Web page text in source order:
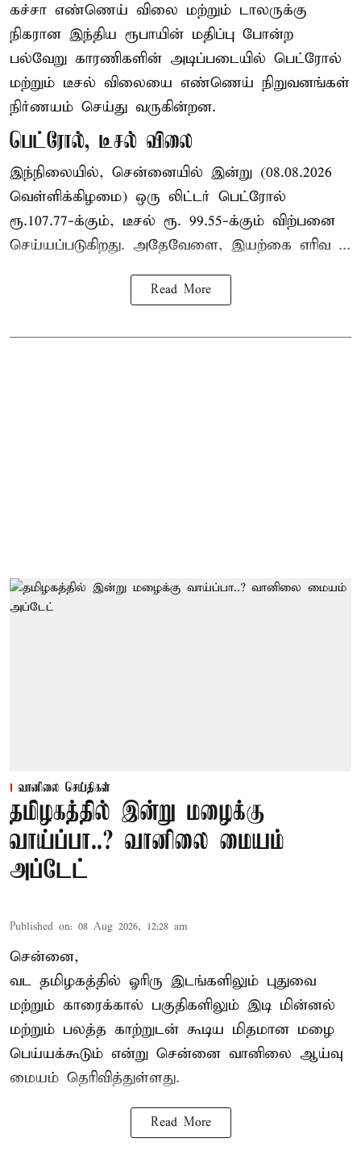
கச்சா எண்ணெய் விலை மற்றும் டாலருக்கு
நிகரான இந்திய ரூபாயின் மதிப்பு போன்ற
பல்வேறு காரணிகளின் அடிப்படையில் பெட்ரோல்
மற்றும் டீசல் விலையை எண்ணெய் நிறுவனங்கள்
நிர்ணயம் செய்து வருகின்றன.
பெட்ரோல், டீசல் விலை
இந்நிலையில், சென்னையில் இன்று (08.08.2026
வெள்ளிக்கிழமை) ஒரு லிட்டர் பெட்ரோல்
ரூ.107.77-க்கும், டீசல் ரூ. 99.55-க்கும் விற்பனை
செய்யப்படுகிறது. அதேவேளை, இயற்கை எரிவ ...
Read More
வானிலை செய்திகள்
தமிழகத்தில் இன்று மழைக்கு
வாய்ப்பா..? வானிலை மையம்
அப்டேட்
Published on: 08 Aug 2026, 12:28 am
சென்னை,
வட தமிழகத்தில் ஓரிரு இடங்களிலும் புதுவை
மற்றும் காரைக்கால் பகுதிகளிலும் இடி மின்னல்
மற்றும் பலத்த காற்றுடன் கூடிய மிதமான மழை
பெய்யக்கூடும் என்று சென்னை வானிலை ஆய்வு
மையம் தெரிவித்துள்ளது.
Read More